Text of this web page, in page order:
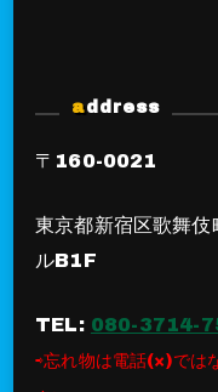
address
〒160-0021
東京都新宿区歌舞
ルB1F
TEL: 080-3714-
⇨忘れ物は電話(×)では